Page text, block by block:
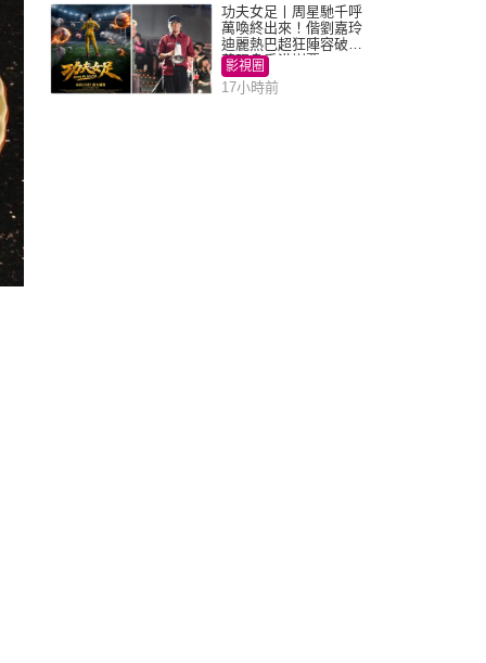
功夫女足丨周星馳千呼
萬喚終出來！偕劉嘉玲
迪麗熱巴超狂陣容破天
荒現身香港謝票
影視圈
17小時前